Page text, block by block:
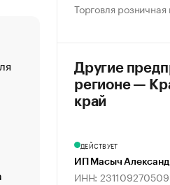
«От спорта тело
создавшей GTA
«Деньги будут не
Economist
Функции менеджмента:
управления
ЕС разрешил
Торговля розничная
Другие
регионе —
край
ДЕЙСТВУЕТ
ИП Масыч
ИНН: 231109270509